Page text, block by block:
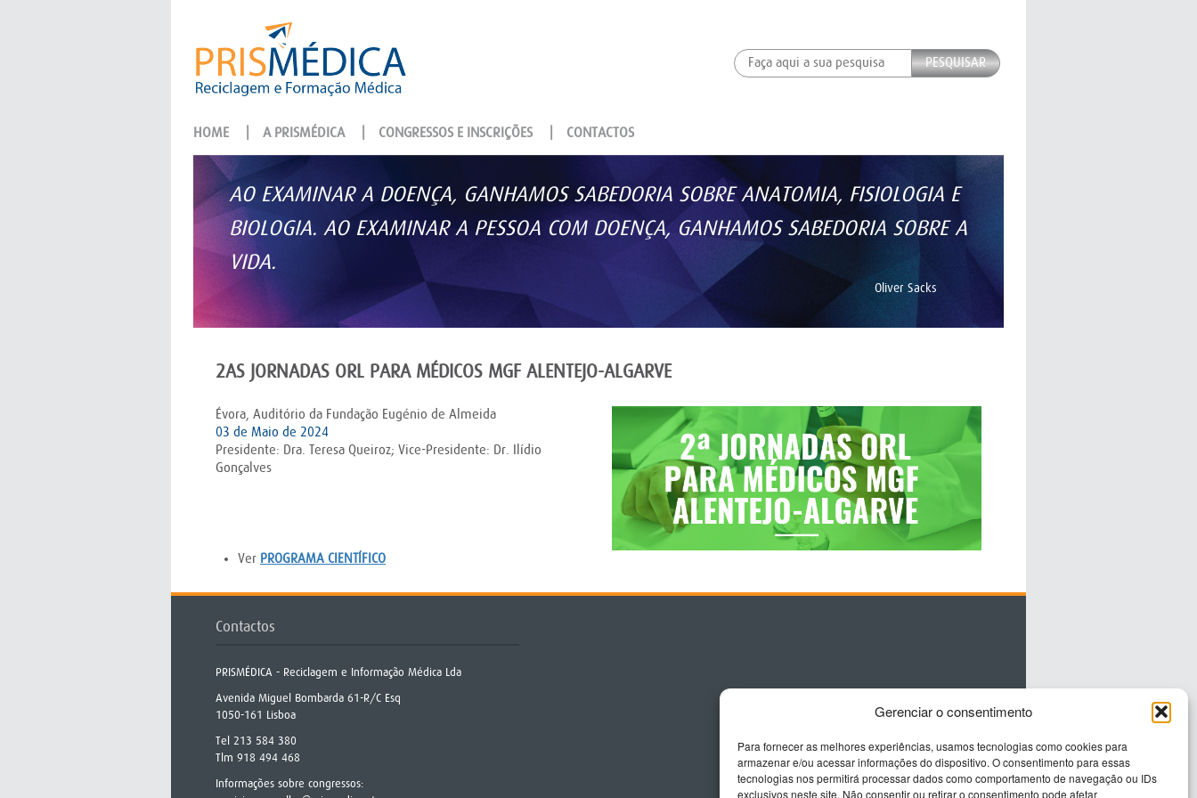
Gerenciar o consentimento
Para fornecer as melhores experiências, usamos tecnologias como cookies para
armazenar e/ou acessar informações do dispositivo. O consentimento para essas
tecnologias nos permitirá processar dados como comportamento de navegação ou IDs
exclusivos neste site. Não consentir ou retirar o consentimento pode afetar
PESQUISAR
HOME A PRISMÉDICA CONGRESSOS E INSCRIÇÕES CONTACTOS
AO EXAMINAR A DOENÇA, GANHAMOS SABEDORIA SOBRE ANATOMIA, FISIOLOGIA E
BIOLOGIA. AO EXAMINAR A PESSOA COM DOENÇA, GANHAMOS SABEDORIA SOBRE A
VIDA.
Oliver Sacks
2AS JORNADAS ORL PARA MÉDICOS MGF ALENTEJO-ALGARVE
Évora, Auditório da Fundação Eugénio de Almeida
03 de Maio de 2024
Presidente: Dra. Teresa Queiroz; Vice-Presidente: Dr. Ilídio
Gonçalves
Ver PROGRAMA CIENTÍFICO
Contactos
PRISMÉDICA - Reciclagem e Informação Médica Lda
Avenida Miguel Bombarda 61-R/C Esq
1050-161 Lisboa
Tel 213 584 380
Tlm 918 494 468
Informações sobre congressos: